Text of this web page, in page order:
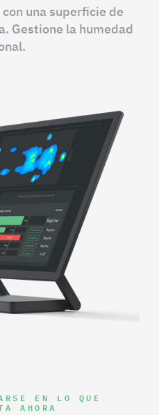
una superficie de
Gestione la humedad
EN LO QUE
AHORA